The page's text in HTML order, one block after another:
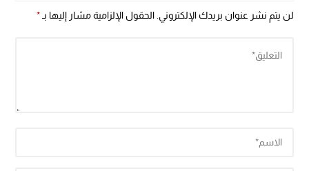
لن يتم نشر عنوان بريدك الإلكتروني. الحقول الإلزامية مشار إليها بـ*